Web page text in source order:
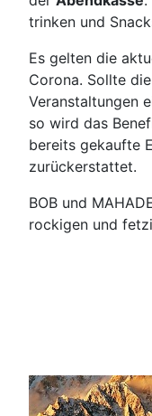
trinken und
Es gelten die
Corona. Sollte
Veranstaltungen
so wird das
bereits gekaufte
zurückerstattet.
BOB und
rockigen und